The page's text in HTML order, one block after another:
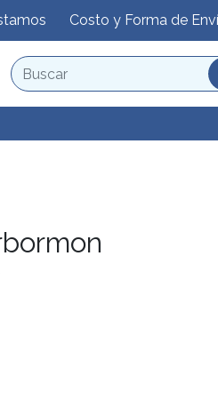
Costo y Forma de